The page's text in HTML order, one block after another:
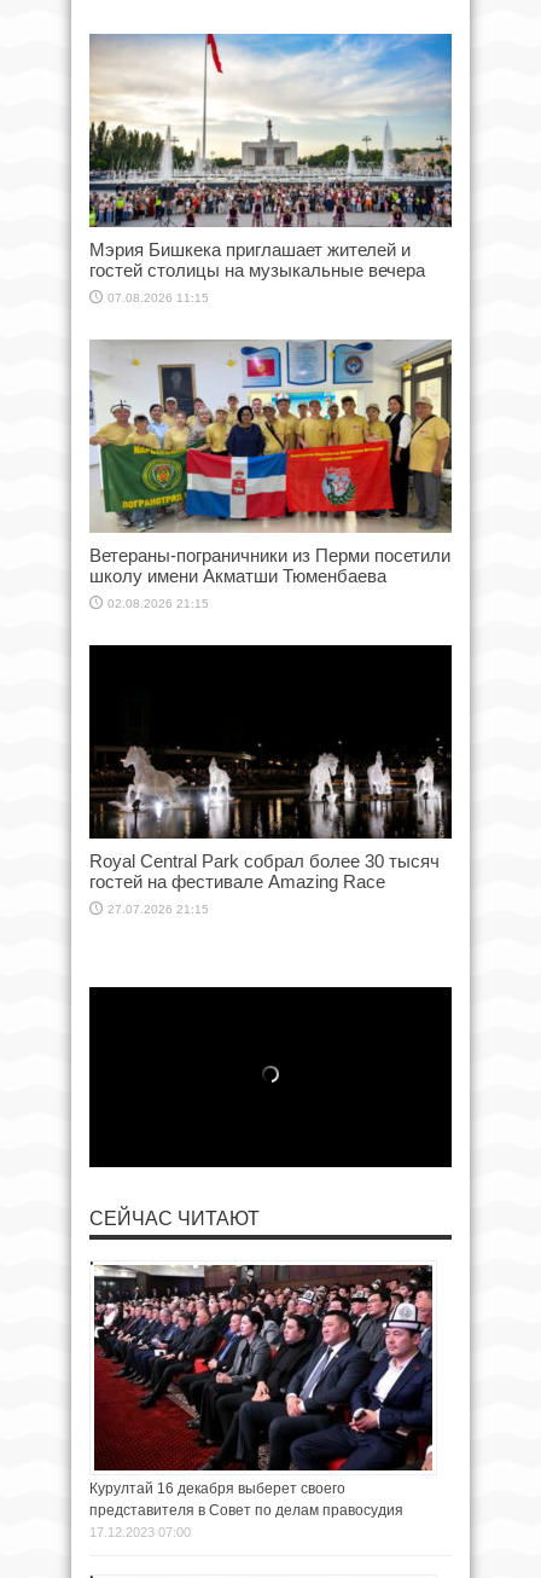
Мэрия Бишкека приглашает жителей и
гостей столицы на музыкальные вечера
07.08.2026 11:15
Ветераны-пограничники из Перми посетили
школу имени Акматши Тюменбаева
02.08.2026 21:15
Royal Central Park собрал более 30 тысяч
гостей на фестивале Amazing Race
27.07.2026 21:15
СЕЙЧАС ЧИТАЮТ
Курултай 16 декабря выберет своего
представителя в Совет по делам правосудия
17.12.2023 07:00